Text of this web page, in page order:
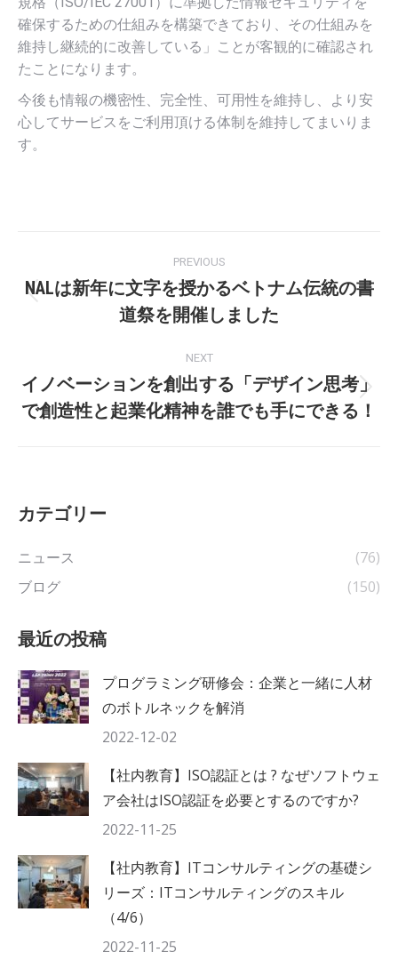
確保するための仕組みを構築できており、その仕組みを
維持し継続的に改善している」ことが客観的に確認され
たことになります。
今後も情報の機密性、完全性、可用性を維持し、より安
心してサービスをご利用頂ける体制を維持してまいりま
す。
navigation
PREVIOUS
Previous
post:
NALは新年に文字を授かるベトナム伝統の書
道祭を開催しました
NEXT
Next
post:
イノベーションを創出する「デザイン思考」
で創造性と起業化精神を誰でも手にできる！
カテゴリー
ニュース
(76)
ブログ
(150)
最近の投稿
プログラミング研修会：企業と一緒に人材
のボトルネックを解消
2022-12-02
【社内教育】ISO認証とは ? なぜソフトウェ
ア会社はISO認証を必要とするのですか?
2022-11-25
【社内教育】ITコンサルティングの基礎シ
リーズ：ITコンサルティングのスキル
（4/6）
2022-11-25